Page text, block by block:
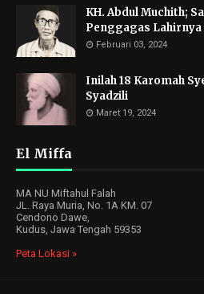
KH. Abdul Muchith;
Penggagas Lahirnya
Februari 03, 2024
Inilah 18 Karomah
Syadzili
Maret 19, 2024
El Miffa
MA NU Miftahul Falah
JL. Raya Muria, No. 1A KM. 07
Cendono Dawe,
Kudus, Jawa Tengah 59353
Peta Lokasi »